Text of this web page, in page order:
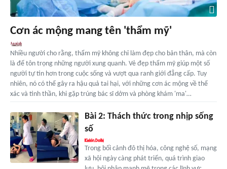
Cơn ác mộng mang tên 'thẩm mỹ'
Nhiều người cho rằng, thẩm mỹ không chỉ làm đẹp cho bản thân, mà còn
là để tôn trọng những người xung quanh. Vẻ đẹp thẩm mỹ giúp một số
người tự tin hơn trong cuộc sống và vượt qua ranh giới đẳng cấp. Tuy
nhiên, nó có thể gây ra hậu quả tai hại, với những cơn ác mộng về thể
xác và tinh thần, khi gặp trúng bác sĩ dởm và phòng khám 'ma'…
Bài 2: Thách thức trong nhịp sống
số
Trong bối cảnh đô thị hóa, công nghệ số, mạng
xã hội ngày càng phát triển, quá trình giao